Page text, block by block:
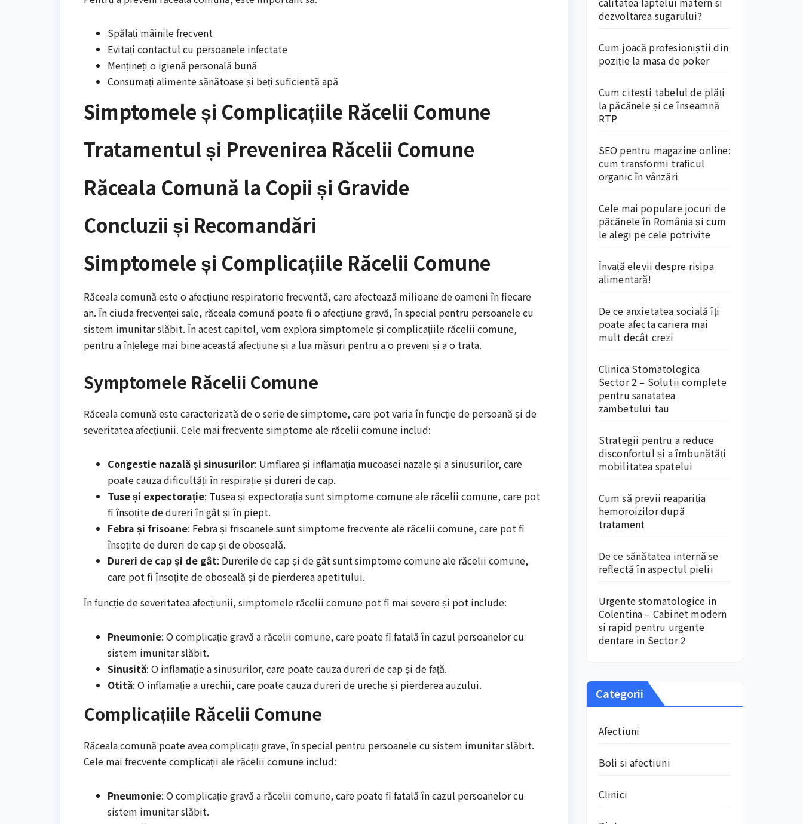
Spălați mâinile frecvent
Evitați contactul cu persoanele infectate
Mențineți o igienă personală bună
Consumați alimente sănătoase și beți suficientă apă
Simptomele și Complicațiile Răcelii Comune
Tratamentul și Prevenirea Răcelii Comune
Răceala Comună la Copii și Gravide
Concluzii și Recomandări
Simptomele și Complicațiile Răcelii Comune
Răceala comună este o afecțiune respiratorie frecventă, care afectează milioane de oameni în fiecare
an. În ciuda frecvenței sale, răceala comună poate fi o afecțiune gravă, în special pentru persoanele cu
sistem imunitar slăbit. În acest capitol, vom explora simptomele și complicațiile răcelii comune,
pentru a înțelege mai bine această afecțiune și a lua măsuri pentru a o preveni și a o trata.
Symptomele Răcelii Comune
Răceala comună este caracterizată de o serie de simptome, care pot varia în funcție de persoană și de
severitatea afecțiunii. Cele mai frecvente simptome ale răcelii comune includ:
Congestie nazală și sinusurilor: Umflarea și inflamația mucoasei nazale și a sinusurilor, care
poate cauza dificultăți în respirație și dureri de cap.
Tuse și expectorație: Tusea și expectorația sunt simptome comune ale răcelii comune, care pot
fi însoțite de dureri în gât și în piept.
Febra și frisoane: Febra și frisoanele sunt simptome frecvente ale răcelii comune, care pot fi
însoțite de dureri de cap și de oboseală.
Dureri de cap și de gât: Durerile de cap și de gât sunt simptome comune ale răcelii comune,
care pot fi însoțite de oboseală și de pierderea apetitului.
În funcție de severitatea afecțiunii, simptomele răcelii comune pot fi mai severe și pot include:
Pneumonie: O complicație gravă a răcelii comune, care poate fi fatală în cazul persoanelor cu
sistem imunitar slăbit.
Sinusită: O inflamație a sinusurilor, care poate cauza dureri de cap și de față.
Otită: O inflamație a urechii, care poate cauza dureri de ureche și pierderea auzului.
Complicațiile Răcelii Comune
Răceala comună poate avea complicații grave, în special pentru persoanele cu sistem imunitar slăbit.
Cele mai frecvente complicații ale răcelii comune includ:
Pneumonie: O complicație gravă a răcelii comune, care poate fi fatală în cazul persoanelor cu
sistem imunitar slăbit.
dezvoltarea sugarului?
Cum joacă profesioniștii din
poziție la masa de poker
Cum citești tabelul de plăți
la păcănele și ce înseamnă
RTP
SEO pentru magazine online:
cum transformi traficul
organic în vânzări
Cele mai populare jocuri de
păcănele în România și cum
le alegi pe cele potrivite
Învață elevii despre risipa
alimentară!
De ce anxietatea socială îți
poate afecta cariera mai
mult decât crezi
Clinica Stomatologica
Sector 2 – Solutii complete
pentru sanatatea
zambetului tau
Strategii pentru a reduce
disconfortul și a îmbunătăți
mobilitatea spatelui
Cum să previi reapariția
hemoroizilor după
tratament
De ce sănătatea internă se
reflectă în aspectul pielii
Urgente stomatologice in
Colentina – Cabinet modern
si rapid pentru urgente
dentare in Sector 2
Categorii
Afectiuni
Boli si afectiuni
Clinici